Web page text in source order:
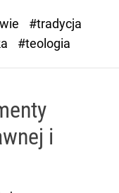
#tradycja
#teologia
i